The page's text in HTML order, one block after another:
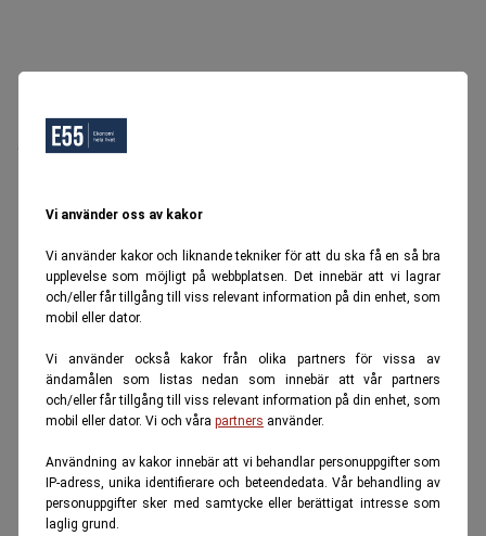
Vi använder oss av kakor
Vi använder kakor och liknande tekniker för att du ska få en så bra
upplevelse som möjligt på webbplatsen. Det innebär att vi lagrar
och/eller får tillgång till viss relevant information på din enhet, som
mobil eller dator.
Vi använder också kakor från olika partners för vissa av
ändamålen som listas nedan som innebär att vår partners
och/eller får tillgång till viss relevant information på din enhet, som
mobil eller dator. Vi och våra partners använder.
Användning av kakor innebär att vi behandlar personuppgifter som
IP-adress, unika identifierare och beteendedata. Vår behandling av
personuppgifter sker med samtycke eller berättigat intresse som
laglig grund.
Oops, Ett fel inträffade.